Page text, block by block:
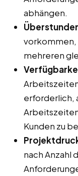
abhängen.
vorkommen,
mehreren
erforderlich,
Kunden zu
nach Anzahl